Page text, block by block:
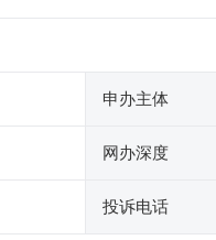
申办主体
网办深度
投诉电话